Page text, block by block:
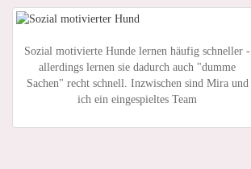
Sozial motivierte Hunde lernen häufig schneller -
allerdings lernen sie dadurch auch "dumme
Sachen" recht schnell. Inzwischen sind Mira und
ich ein eingespieltes Team